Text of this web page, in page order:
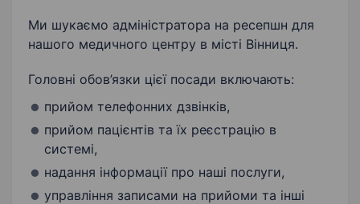
Ми шукаємо адміністратора на ресепшн для
нашого медичного центру в місті Вінниця.
Головні обов’язки цієї посади включають:
прийом телефонних дзвінків,
прийом пацієнтів та їх реєстрацію в
системі,
надання інформації про наші послуги,
управління записами на прийоми та інші